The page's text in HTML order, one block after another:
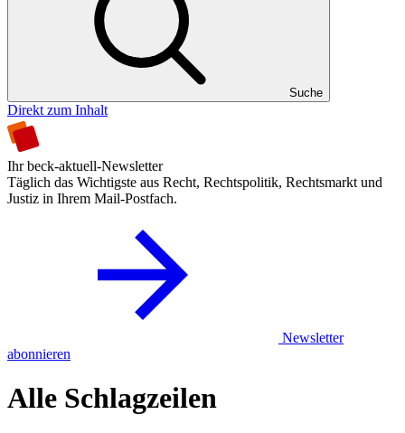
Suche
Direkt zum Inhalt
Ihr beck-aktuell-Newsletter
Täglich das Wichtigste aus Recht, Rechtspolitik, Rechtsmarkt und
Justiz in Ihrem Mail-Postfach.
Newsletter
abonnieren
Alle Schlagzeilen